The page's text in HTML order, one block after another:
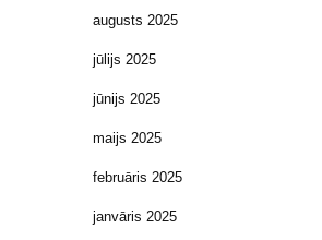
augusts 2025
jūlijs 2025
jūnijs 2025
maijs 2025
februāris 2025
janvāris 2025